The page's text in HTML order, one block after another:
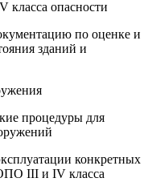
опасности
по оценке и
зданий и
процедуры для
конкретных
III и IV класса